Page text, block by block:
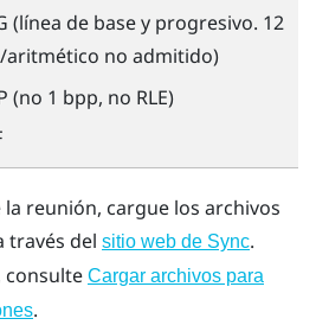
(línea de base y progresivo. 12
aritmético no admitido)
(no 1 bpp, no RLE)
reunión, cargue los archivos
través del sitio web de Sync.
consulte Cargar archivos para
.